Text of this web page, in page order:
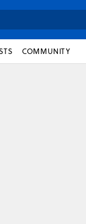
COMMUNITY